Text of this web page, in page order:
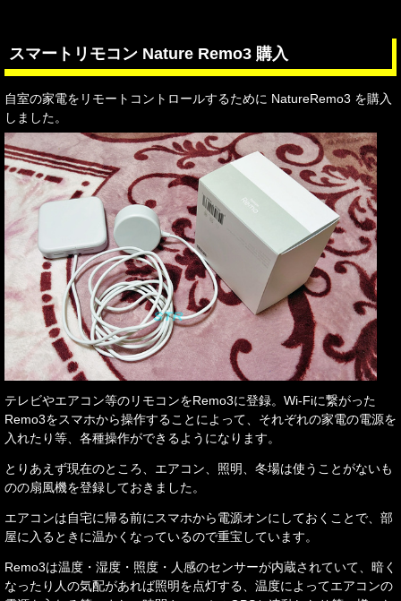
スマートリモコン Nature Remo3 購入
自室の家電をリモートコントロールするために NatureRemo3 を購入
しました。
テレビやエアコン等のリモコンをRemo3に登録。Wi-Fiに繋がった
Remo3をスマホから操作することによって、それぞれの家電の電源を
入れたり等、各種操作ができるようになります。
とりあえず現在のところ、エアコン、照明、冬場は使うことがないも
のの扇風機を登録しておきました。
エアコンは自宅に帰る前にスマホから電源オンにしておくことで、部
屋に入るときに温かくなっているので重宝しています。
Remo3は温度・湿度・照度・人感のセンサーが内蔵されていて、暗く
なったり人の気配があれば照明を点灯する、温度によってエアコンの